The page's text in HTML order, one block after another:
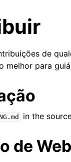
de
melhor para
in the
de Web